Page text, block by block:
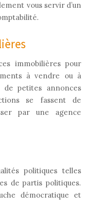
vous servir d’un
immobilières pour
à vendre ou à
de petites annonces
se fassent de
par une agence
politiques telles
de partis politiques.
démocratique et